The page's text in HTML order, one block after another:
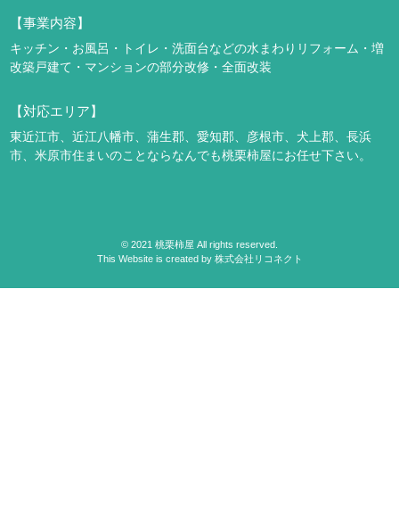
【事業内容】
キッチン・お風呂・トイレ・洗面台などの水まわりリフォーム・増
改築戸建て・マンションの部分改修・全面改装
【対応エリア】
東近江市、近江八幡市、蒲生郡、愛知郡、彦根市、犬上郡、長浜
市、米原市住まいのことならなんでも桃栗柿屋にお任せ下さい。
© 2021 桃栗柿屋 All rights reserved.
This Website is created by 株式会社リコネクト